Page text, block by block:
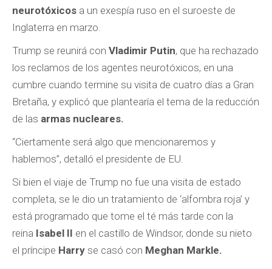
neurotóxicos a un exespía ruso en el suroeste de
Inglaterra en marzo.
Trump se reunirá con Vladimir Putin, que ha rechazado
los reclamos de los agentes neurotóxicos, en una
cumbre cuando termine su visita de cuatro días a Gran
Bretaña, y explicó que plantearía el tema de la reducción
de las armas nucleares.
“Ciertamente será algo que mencionaremos y
hablemos”, detalló el presidente de EU.
Si bien el viaje de Trump no fue una visita de estado
completa, se le dio un tratamiento de ‘alfombra roja’ y
está programado que tome el té más tarde con la
reina Isabel II en el castillo de Windsor, donde su nieto
el príncipe Harry se casó con Meghan Markle.